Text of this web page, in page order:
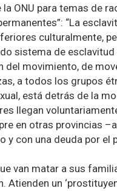
ONU para temas de
“La
culturalmente,
sistema de
movimiento, de
a todos los grupos
está detrás de la
llegan
en otras provincias
y con una deuda por el
van matar a sus
Atienden un